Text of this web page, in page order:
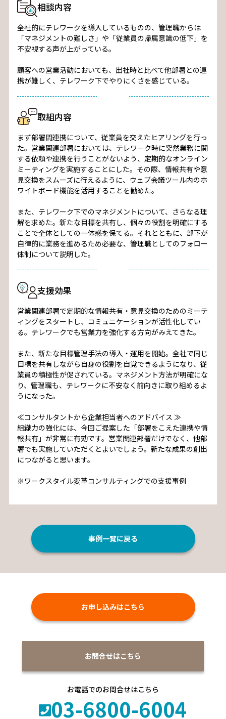
相談内容
全社的にテレワークを導入しているものの、管理職からは
「マネジメントの難しさ」や「従業員の帰属意識の低下」を
不安視する声が上がっている。
顧客への営業活動においても、出社時と比べて他部署との連
携が難しく、テレワーク下でやりにくさを感じている。
取組内容
まず部署間連携について、従業員を交えたヒアリングを行っ
た。営業関連部署においては、テレワーク時に突然業務に関
する依頼や連携を行うことがないよう、定期的なオンライン
ミーティングを実施することにした。その際、情報共有や意
見交換をスムーズに行えるように、ウェブ会議ツール内のホ
ワイトボード機能を活用することを勧めた。
また、テレワーク下でのマネジメントについて、さらなる理
解を求めた。新たな目標を共有し、個々の役割を明確にする
ことで全体としての一体感を保てる。それとともに、部下が
自律的に業務を進めるため必要な、管理職としてのフォロー
体制について説明した。
支援効果
営業関連部署で定期的な情報共有・意見交換のためのミーテ
ィングをスタートし、コミュニケーションが活性化してい
る。テレワークでも営業力を強化する方向がみえてきた。
また、新たな目標管理手法の導入・運用を開始。全社で同じ
目標を共有しながら自身の役割を自覚できるようになり、従
業員の積極性が促されている。マネジメント方法が明確にな
り、管理職も、テレワークに不安なく前向きに取り組めるよ
うになった。
≪コンサルタントから企業担当者へのアドバイス ≫
組織力の強化には、今回ご提案した「部署をこえた連携や情
報共有」が非常に有効です。営業関連部署だけでなく、他部
署でも実施していただくとよいでしょう。新たな成果の創出
につながると思います。
※ワークスタイル変革コンサルティングでの支援事例
事例一覧に戻る
お申し込みはこちら
お問合せはこちら
お電話でのお問合せはこちら
03-6800-6004